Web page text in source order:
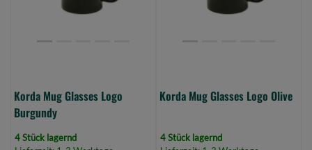
Korda Mug Glasses Logo
Burgundy
4 Stück lagernd
Korda Mug Glasses Logo Olive
4 Stück lagernd